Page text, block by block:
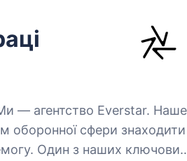
оборонної сфери знаходити
Один з наших ключових